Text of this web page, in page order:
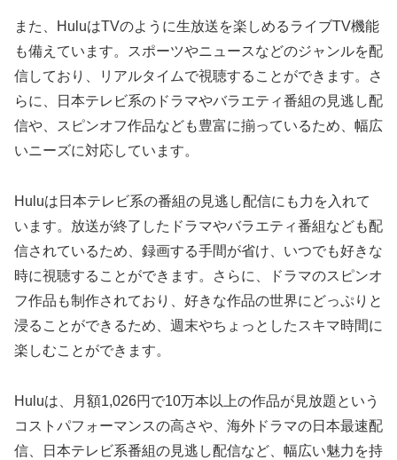
また、HuluはTVのように生放送を楽しめるライブTV機能
も備えています。スポーツやニュースなどのジャンルを配
信しており、リアルタイムで視聴することができます。さ
らに、日本テレビ系のドラマやバラエティ番組の見逃し配
信や、スピンオフ作品なども豊富に揃っているため、幅広
いニーズに対応しています。
Huluは日本テレビ系の番組の見逃し配信にも力を入れて
います。放送が終了したドラマやバラエティ番組なども配
信されているため、録画する手間が省け、いつでも好きな
時に視聴することができます。さらに、ドラマのスピンオ
フ作品も制作されており、好きな作品の世界にどっぷりと
浸ることができるため、週末やちょっとしたスキマ時間に
楽しむことができます。
Huluは、月額1,026円で10万本以上の作品が見放題という
コストパフォーマンスの高さや、海外ドラマの日本最速配
信、日本テレビ系番組の見逃し配信など、幅広い魅力を持